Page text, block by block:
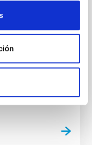
convenio, por el